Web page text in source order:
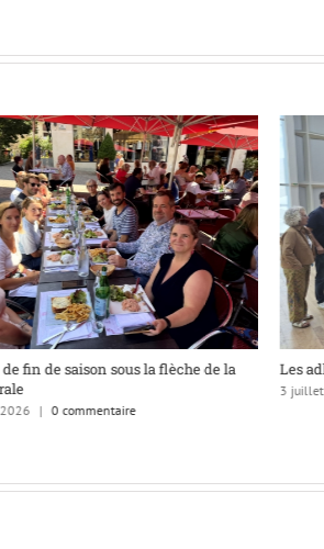
de fin de saison sous la flèche de la
| 0 commentaire
Les
3